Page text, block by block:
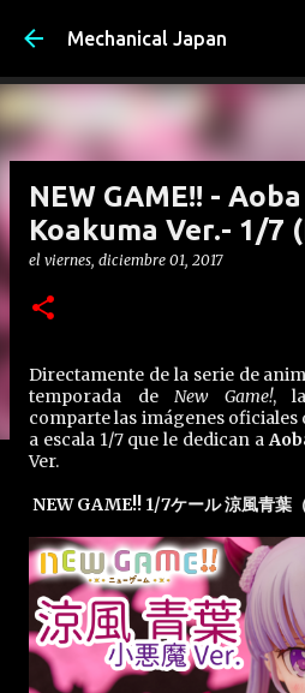
Ir al contenido
Mechanical Japan
NEW GAME!! -
Koakuma Ver.- 1/7
el viernes, diciembre 01, 2017
Directamente de la serie de
temporada de New Game!,
comparte las imágenes
a escala 1/7 que le dedican a
Ver.
NEW GAME!! 1/7ケール 涼風青葉